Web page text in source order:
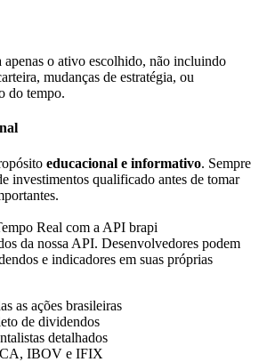
apenas o ativo escolhido, não incluindo
mudanças de estratégia, ou
do tempo.
educacional e informativo. Sempre
investimentos qualificado antes de tomar
Real com a API brapi
da nossa API. Desenvolvedores podem
e indicadores em suas próprias
as ações brasileiras
de dividendos
detalhados
IBOV e IFIX